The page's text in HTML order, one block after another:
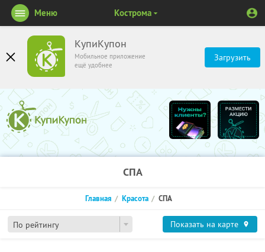
КупиКупон
Мобильное приложение
ещё удобнее
Загрузить
Меню Кострома
СПА
По рейтингу
Главная Красота СПА
Показать на карте